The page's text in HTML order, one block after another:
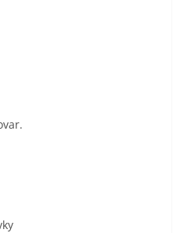
je 5 z 5 hviezdičiek.
je 5 z 5 hviezdičiek.